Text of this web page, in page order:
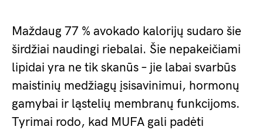
Maždaug 77 % avokado kalorijų sudaro šie
širdžiai naudingi riebalai. Šie nepakeičiami
lipidai yra ne tik skanūs – jie labai svarbūs
maistinių medžiagų įsisavinimui, hormonų
gamybai ir ląstelių membranų funkcijoms.
Tyrimai rodo, kad MUFA gali padėti